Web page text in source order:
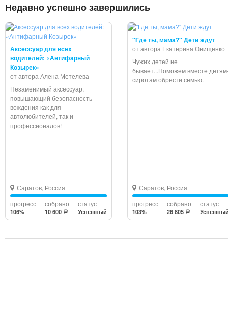
Недавно успешно завершились
Аксессуар для всех
водителей: «Антифарный
Козырек»
от автора Алена Метелева
Незаменимый аксессуар,
повышающий безопасность
вождения как для
автолюбителей, так и
профессионалов!
Саратов, Россия
прогресс
106%
собрано
10 600 a
статус
Успешный
"Где ты, мама?" Дети ждут
от автора Екатерина Онищенко
Чужих детей не
бывает...Поможем вместе
сиротам обрести семью.
Саратов, Россия
прогресс
103%
собрано
26 805 a
статус